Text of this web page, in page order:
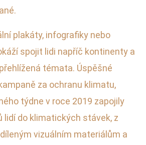
plakáty, infografiky nebo
spojit lidi napříč kontinenty a
témata. Úspěšné
za ochranu klimatu,
týdne v roce 2019 zapojily
lidí do klimatických stávek, z
vizuálním materiálům a